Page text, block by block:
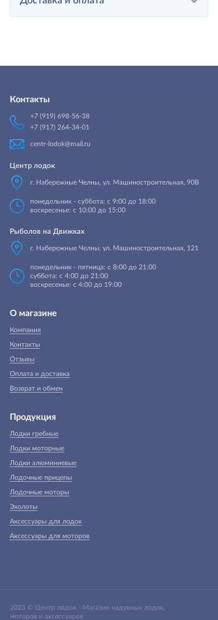
Контакты
+7 (919) 698-56-38
+7 (917) 264-34-01
centr-lodok@mail.ru
Центр лодок
г. Набережные Челны, ул. Машиностроительная, 90B
понедельник - суббота: с 9:00 до 18:00
воскресенье: с 10:00 до 15:00
Рыболов на Движках
г. Набережные Челны, ул. Машиностроительная, 121
понедельник - пятница: с 8:00 до 21:00
суббота: с 4:00 до 21:00
воскресенье: с 4:00 до 19:00
О магазине
Компания
Контакты
Отзывы
Оплата и доставка
Возврат и обмен
Продукция
Лодки гребные
Лодки моторные
Лодки алюминиевые
Лодочные прицепы
Лодочные моторы
Эхолоты
Аксессуары для лодок
Аксессуары для моторов
2023 © Центр лодок - Магазин надувных лодок,
моторов и аксессуаров